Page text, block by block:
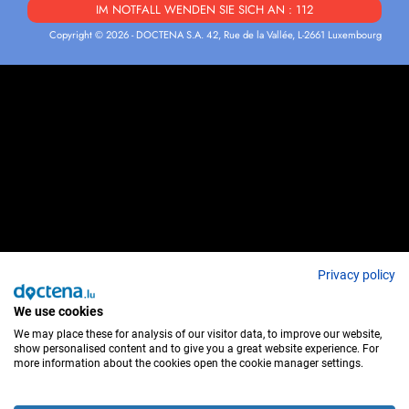
IM NOTFALL WENDEN SIE SICH AN : 112
Copyright © 2026 - DOCTENA S.A. 42, Rue de la Vallée, L-2661 Luxembourg
Privacy policy
We use cookies
We may place these for analysis of our visitor data, to improve our website,
show personalised content and to give you a great website experience. For
more information about the cookies open the cookie manager settings.